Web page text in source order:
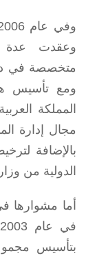
وعقدت عدة
متخصصة في دبي
ومع تأسيس
المملكة
مجال إدارة
بالإضافة
الدولية من
أما مشوارها
بتأسيس